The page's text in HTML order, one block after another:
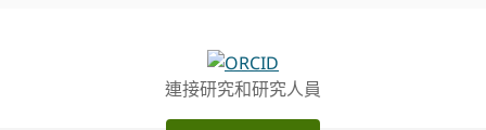
連接研究和研究人員